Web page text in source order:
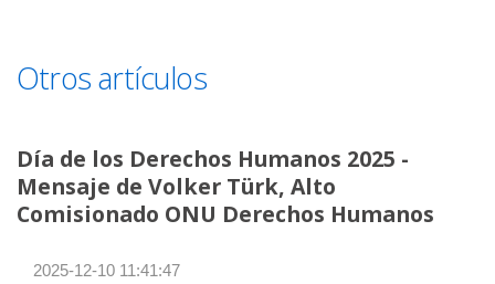
Otros artículos
Día de los Derechos Humanos 2025 -
Mensaje de Volker Türk, Alto
Comisionado ONU Derechos Humanos
2025-12-10 11:41:47